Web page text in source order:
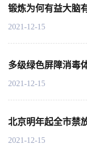
锻炼为何有益大脑
2021-12-15
多级绿色屏障消毒
2021-12-15
北京明年起全市禁
2021-12-15